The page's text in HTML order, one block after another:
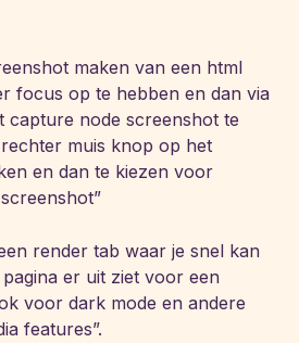
maken van een html
focus op te hebben en dan via
capture node screenshot te
muis knop op het
en dan te kiezen voor
render tab waar je snel kan
er uit ziet voor een
voor dark mode en andere
features”.